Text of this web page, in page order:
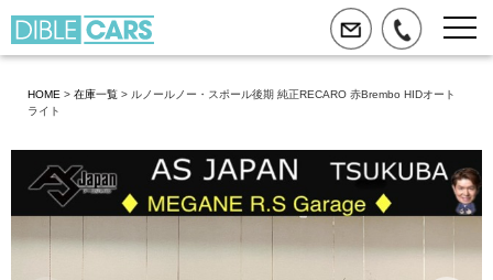
HOME > 在庫一覧 > ルノールノー・スポール後期 純正RECARO 赤Brembo HIDオート
ライト